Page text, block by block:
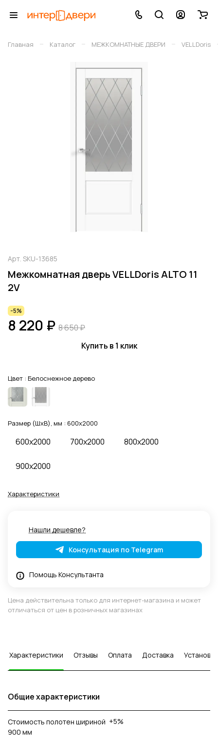
Главная – Каталог – МЕЖКОМНАТНЫЕ ДВЕРИ – VELLDoris
Арт. SKU-13685
Межкомнатная дверь VELLDoris ALTO 11
2V
-5%
8 220 ₽ 8 650 ₽
Купить в 1 клик
Цвет : Белоснежное дерево
Размер (ШхВ), мм : 600x2000
600x2000 700x2000 800x2000
900x2000
Характеристики
Нашли дешевле?
Консультация по Telegram
Помощь Консультанта
Цена действительна только для интернет-магазина и может
отличаться от цен в розничных магазинах
Характеристики Отзывы Оплата Доставка Установка
Общие характеристики
Стоимость полотен шириной
900 мм
+5%